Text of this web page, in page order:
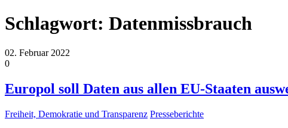
Schlagwort: Datenmissbrauch
02. Februar 2022
0
Europol soll Daten aus allen EU-Staaten
Freiheit, Demokratie und Transparenz Presseberichte